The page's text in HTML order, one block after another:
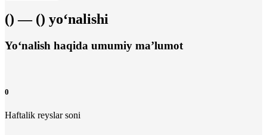
() — () yo‘nalishi
Yo‘nalish haqida umumiy ma’lumot
0
Haftalik reyslar soni